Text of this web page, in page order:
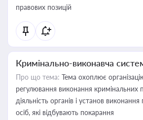
правових позицій
Кримінально-виконавча
Про що тема: Тема охоплює
регулювання виконання кримінальних
діяльність органів і установ
осіб, які відбувають покарання